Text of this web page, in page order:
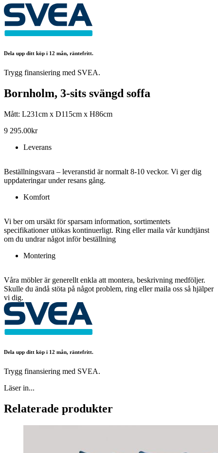
Dela upp ditt köp i 12 mån, räntefritt.
Trygg finansiering med SVEA.
Bornholm, 3-sits svängd soffa
Mått: L231cm x D115cm x H86cm
9 295.00kr
Leverans
Beställningsvara – leveranstid är normalt 8-10 veckor. Vi ger dig
uppdateringar under resans gång.
Komfort
Vi ber om ursäkt för sparsam information, sortimentets
specifikationer utökas kontinuerligt. Ring eller maila vår kundtjänst
om du undrar något inför beställning
Montering
Våra möbler är generellt enkla att montera, beskrivning medföljer.
Skulle du ändå stöta på något problem, ring eller maila oss så hjälper
vi dig.
Dela upp ditt köp i 12 mån, räntefritt.
Trygg finansiering med SVEA.
Läser in...
Relaterade produkter